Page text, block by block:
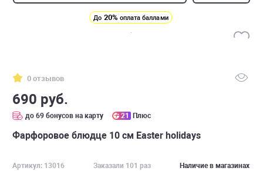
До 20% оплата баллами
0 отзывов
690 руб.
до 69 бонусов на карту 21 Плюс
Фарфоровое блюдце 10 см Easter holidays
Артикул: 13016 Заказали 101 раз Наличие в магазинах